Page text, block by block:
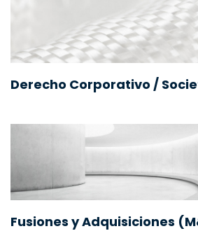
Derecho Corporativo /
Fusiones y Adquisiciones